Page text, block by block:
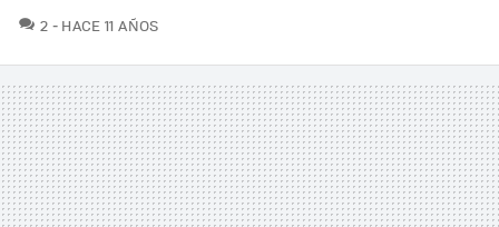
2 COMENTARIOS
HACE 11 AÑOS